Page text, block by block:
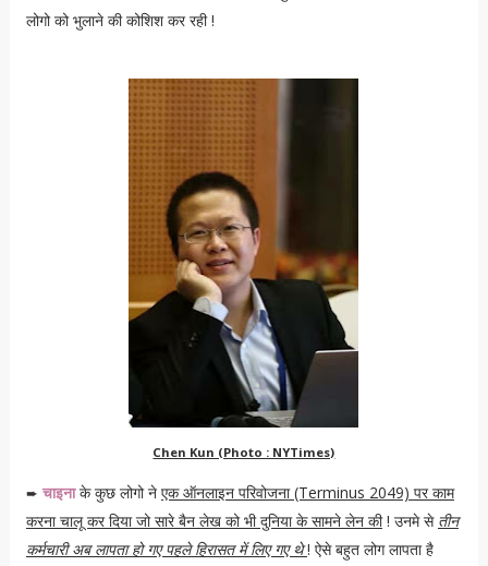
लोगो को भुलाने की कोशिश कर रही !
Chen Kun (Photo : NYTimes)
➨ चाइनाके कुछ लोगो ने एक ऑनलाइन परिवोजना (Terminus 2049) पर काम
करना चालू कर दिया जो सारे बैन लेख को भी दुनिया के सामने लेन की! उनमे से तीन
कर्मचारी अब लापता हो गए पहले हिरासत में लिए गए थे! ऐसे बहुत लोग लापता है